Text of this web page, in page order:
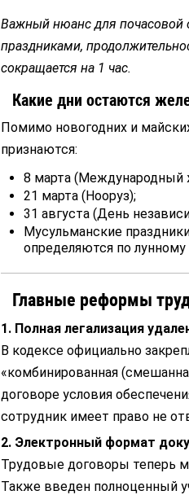
Важный нюанс для почасовой
праздниками,
сокращается на 1 час.
Какие дни остаются
Помимо новогодних и
признаются:
8 марта (Международный
21 марта (Нооруз);
31 августа (День
Мусульманские
определяются по
Главные реформы
1. Полная легализация
В кодексе официально
«комбинированная
договоре условия
сотрудник имеет право не
2. Электронный формат
Трудовые договоры теперь
Также введен полноценный